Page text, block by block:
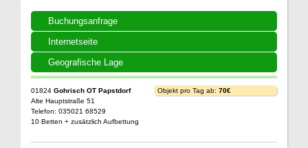
Buchungsanfrage
Internetseite
Geografische Lage
01824 Gohrisch OT Papstdorf
Alte Hauptstraße 51
Telefon: 035021 68529
10 Betten + zusätzlich Aufbettung
Objekt pro Tag ab: 70€